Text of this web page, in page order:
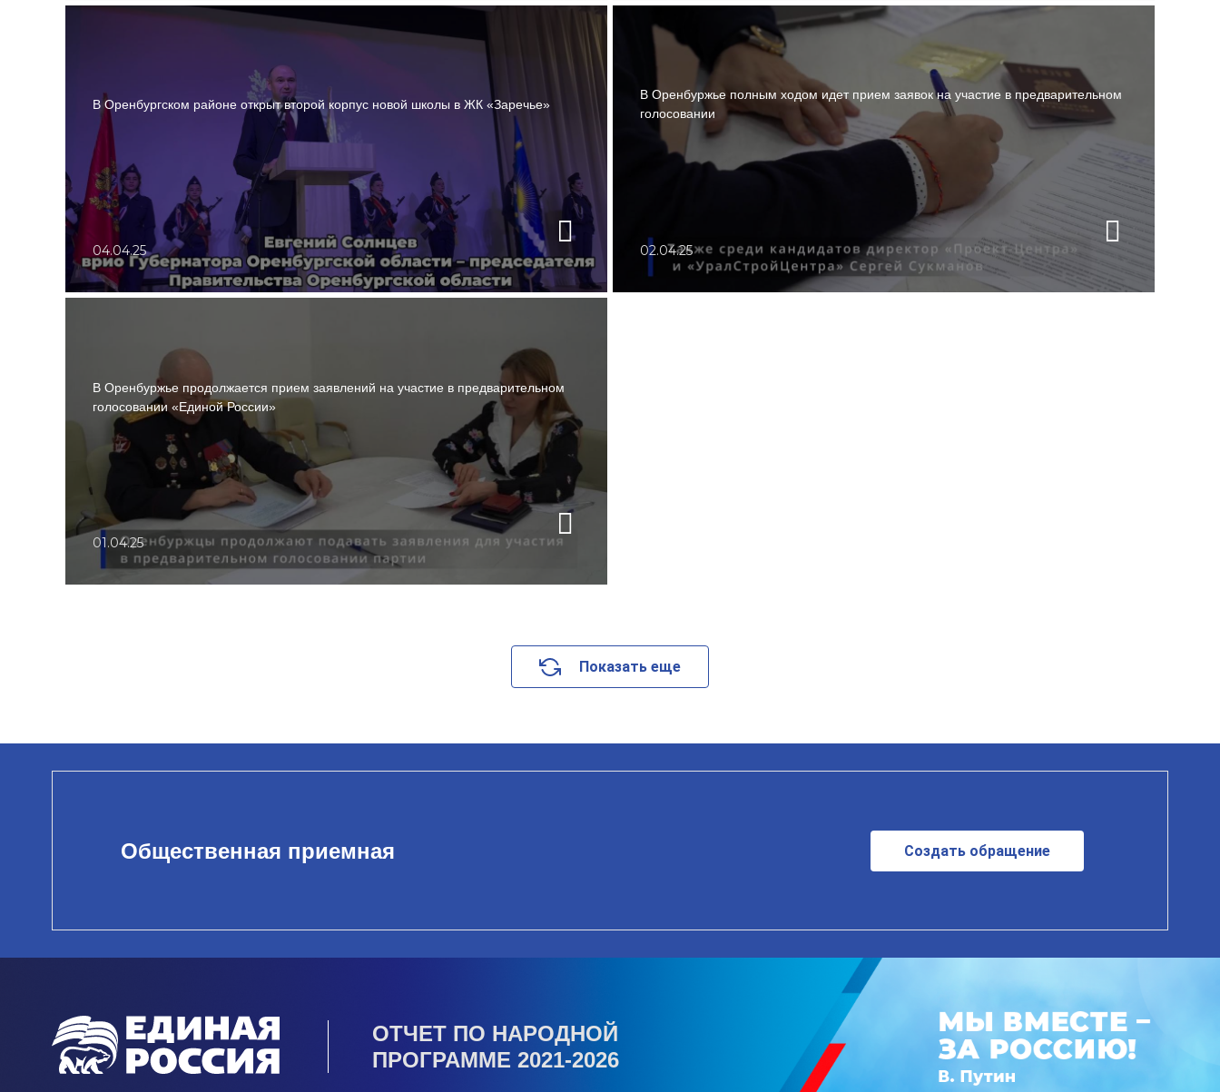
В Оренбургском районе открыт второй корпус новой школы в ЖК «Заречье»
04.04.25
В Оренбуржье полным ходом идет прием заявок на участие в предварительном
голосовании
02.04.25
В Оренбуржье продолжается прием заявлений на участие в предварительном
голосовании «Единой России»
01.04.25
Показать еще
Общественная приемная Создать обращение
ОТЧЕТ ПО НАРОДНОЙ
ПРОГРАММЕ 2021-2026